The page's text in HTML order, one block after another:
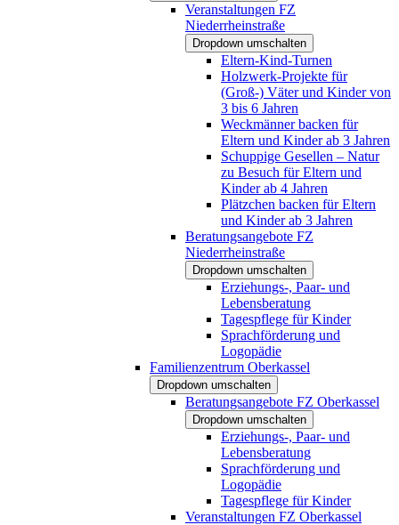
Veranstaltungen FZ
Niederrheinstraße
Dropdown umschalten
Eltern-Kind-Turnen
Holzwerk-Projekte für
(Groß-) Väter und Kinder von
3 bis 6 Jahren
Weckmänner backen für
Eltern und Kinder ab 3 Jahren
Schuppige Gesellen – Natur
zu Besuch für Eltern und
Kinder ab 4 Jahren
Plätzchen backen für Eltern
und Kinder ab 3 Jahren
Beratungsangebote FZ
Niederrheinstraße
Dropdown umschalten
Erziehungs-, Paar- und
Lebensberatung
Tagespflege für Kinder
Sprachförderung und
Logopädie
Familienzentrum Oberkassel
Dropdown umschalten
Beratungsangebote FZ Oberkassel
Dropdown umschalten
Erziehungs-, Paar- und
Lebensberatung
Sprachförderung und
Logopädie
Tagespflege für Kinder
Veranstaltungen FZ Oberkassel